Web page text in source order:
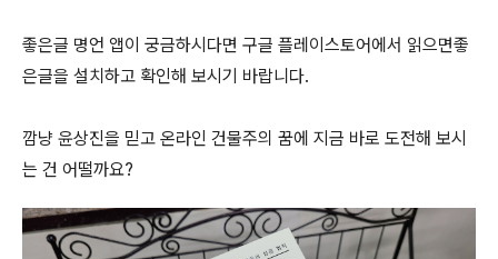
좋은글 명언 앱이 궁금하시다면 구글 플레이스토어에서 읽으면좋
은글을 설치하고 확인해 보시기 바랍니다.
깜냥 윤상진을 믿고 온라인 건물주의 꿈에 지금 바로 도전해 보시
는 건 어떨까요?